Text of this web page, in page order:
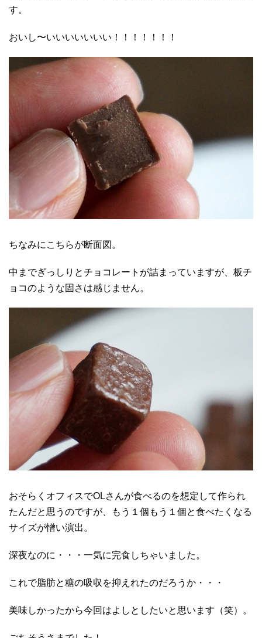
す。
おいし〜いいいいいいい！！！！！！！
ちなみにこちらが断面図。
中までぎっしりとチョコレートが詰まっていますが、板チ
ョコのような固さは感じません。
おそらくオフィスでOLさんが食べるのを想定して作られ
たんだと思うのですが、もう１個もう１個と食べたくなる
サイズが憎い演出。
深夜なのに・・・一気に完食しちゃいました。
これで脂肪と糖の吸収を抑えれたのだろうか・・・
美味しかったから今回はよしとしたいと思います（笑）。